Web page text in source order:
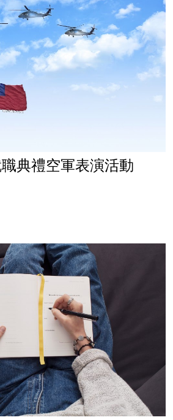
典禮空軍表演活動